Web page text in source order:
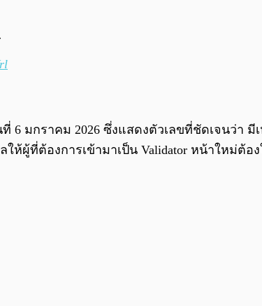
6 มกราคม 2026 ซึ่งแสดงตัวเลขที่ชัดเจนว่า มี
ให้ผู้ที่ต้องการเข้ามาเป็น Validator หน้าใหม่ต้อ